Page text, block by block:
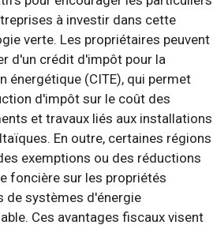
à investir dans cette
verte. Les propriétaires peuvent
d'un crédit d'impôt pour la
énergétique (CITE), qui permet
d'impôt sur le coût des
et travaux liés aux installations
En outre, certaines régions
exemptions ou des réductions
foncière sur les propriétés
de systèmes d'énergie
Ces avantages fiscaux visent